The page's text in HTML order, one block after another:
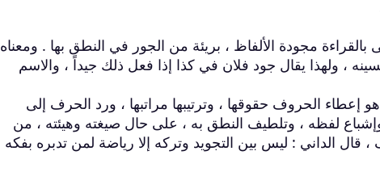
بالقراءة مجودة الألفاظ ، بريئة من الجور في النطق بها . ومعناه
، ولهذا يقال جود فلان في كذا إذا فعل ذلك جيداً ، والاسم
هو إعطاء الحروف حقوقها ، وترتيبها مراتبها ، ورد الحرف إلى
لفظه ، وتلطيف النطق به ، على حال صيغته وهيئته ، من
الداني : ليس بين التجويد وتركه إلا رياضة لمن تدبره بفكه